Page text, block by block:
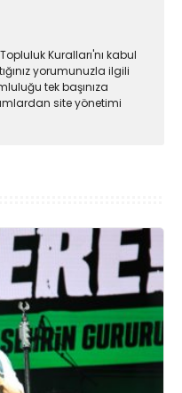
Kuralları'nı kabul
yorumunuzla ilgili
tek başınıza
site yönetimi